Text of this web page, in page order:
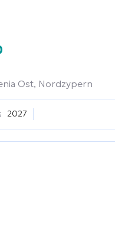
Ost, Nordzypern
2027